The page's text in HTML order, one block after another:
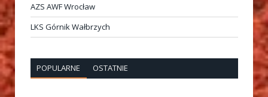
AZS AWF Wrocław
LKS Górnik Wałbrzych
POPULARNE OSTATNIE